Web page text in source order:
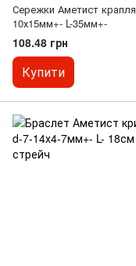
Сережки Аметист крапля
10х15мм+- L-35мм+-
108.48 грн
Купити